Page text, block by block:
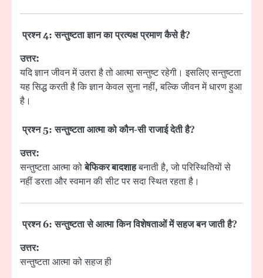
प्रश्न 4: सन्तुष्टता ज्ञान का प्रत्यक्ष प्रमाण कैसे है?
उत्तर:
यदि ज्ञान जीवन में उतरा है तो आत्मा सन्तुष्ट रहेगी। इसलिए सन्तुष्टता
यह सिद्ध करती है कि ज्ञान केवल सुना नहीं, बल्कि जीवन में धारण हुआ
है।
प्रश्न 5: सन्तुष्टता आत्मा को कौन-सी राजाई देती है?
उत्तर:
सन्तुष्टता आत्मा कोबेफिकर बादशाहबनाती है, जो परिस्थितियों से
नहीं डरता और स्वमान की सीट पर सदा स्थित रहता है।
प्रश्न 6: सन्तुष्टता से आत्मा किन विशेषताओं में सहज बन जाती है?
उत्तर:
सन्तुष्टता आत्मा को सहज ही